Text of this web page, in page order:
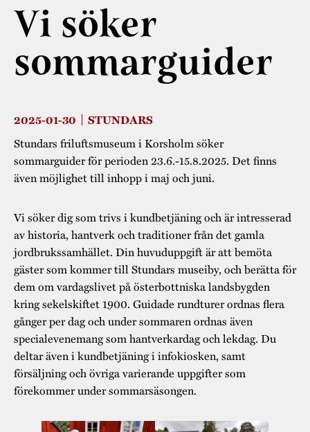
Trygghet
Hållbar utveckling
Jarl Hemmer
Rödmyllan
Museipedagogik
Stugornas Stundars
Museisamlingarna
Marknader
Stundars
registerbeskrivning
Vi söker
sommarguider
2025-01-30 STUNDARS
Stundars friluftsmuseum i Korsholm söker
sommarguider för perioden 23.6.-15.8.2025. Det finns
även möjlighet till inhopp i maj och juni.
Vi söker dig som trivs i kundbetjäning och är intresserad
av historia, hantverk och traditioner från det gamla
jordbrukssamhället. Din huvuduppgift är att bemöta
gäster som kommer till Stundars museiby, och berätta för
dem om vardagslivet på österbottniska landsbygden
kring sekelskiftet 1900. Guidade rundturer ordnas flera
gånger per dag och under sommaren ordnas även
specialevenemang som hantverkardag och lekdag. Du
deltar även i kundbetjäning i infokiosken, samt
försäljning och övriga varierande uppgifter som
förekommer under sommarsäsongen.